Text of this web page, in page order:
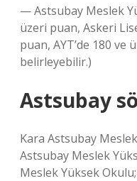
— Astsubay Meslek
üzeri puan, Askeri
puan, AYT’de 180 ve
belirleyebilir.)
Astsubay
Kara Astsubay
Astsubay Meslek
Meslek Yüksek Okulu;